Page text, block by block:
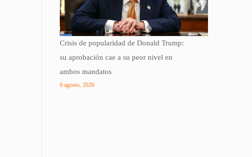
Crisis de popularidad de Donald Trump:
su aprobación cae a su peor nivel en
ambos mandatos
6 agosto, 2026